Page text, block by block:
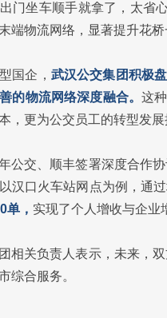
门坐车顺手就拿了，太省
端物流网络，显著提升花
国企， 武汉公交集团积极
的物流网络深度融合。 这
，更为公交员工的转型发
公交、顺丰签署深度合作
汉口火车站网点为例，通
单， 实现了个人增收与企业
相关负责人表示，未来，
综合服务。